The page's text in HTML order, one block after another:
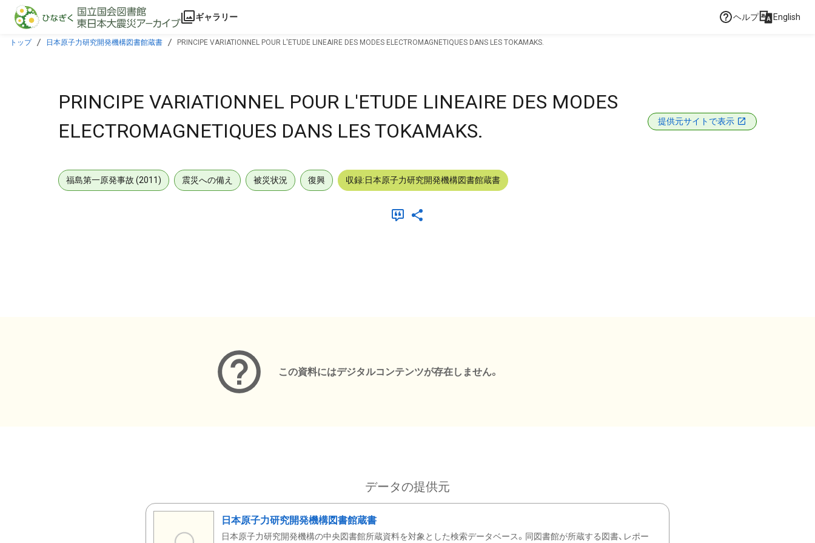
本文に飛ぶ
ギャラリー ヘルプ English
トップ 日本原子力研究開発機構図書館蔵書 PRINCIPE VARIATIONNEL POUR L'ETUDE LINEAIRE DES MODES ELECTROMAGNETIQUES DANS LES TOKAMAKS.
PRINCIPE VARIATIONNEL POUR L'ETUDE LINEAIRE DES MODES
ELECTROMAGNETIQUES DANS LES TOKAMAKS.
提供元サイトで表示
福島第一原発事故 (2011) 震災への備え 被災状況 復興 収録:日本原子力研究開発機構図書館蔵書
この資料にはデジタルコンテンツが存在しません。
データの提供元
日本原子力研究開発機構図書館蔵書
日本原子力研究開発機構の中央図書館所蔵資料を対象とした検索データベース。同図書館が所蔵する図書、レポー